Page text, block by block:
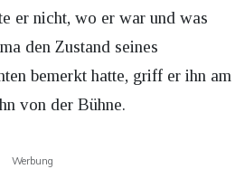
er nicht, wo er war und was
den Zustand seines
bemerkt hatte, griff er ihn am
von der Bühne.
Werbung